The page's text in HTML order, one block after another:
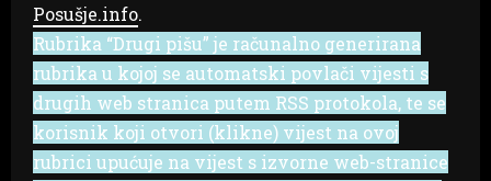
Posušje.info.
Rubrika “Drugi pišu” je računalno generirana
rubrika u kojoj se automatski povlači vijesti s
drugih web stranica putem RSS protokola, te se
korisnik koji otvori (klikne) vijest na ovoj
rubrici upućuje na vijest s izvorne web-stranice